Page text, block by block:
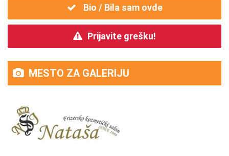
Bio / Bila sam ovde
Prijavite grešku!
MESTO ZA GALERIJU